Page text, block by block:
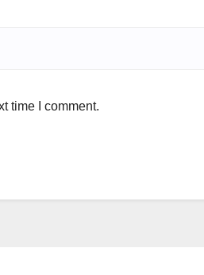
time I comment.